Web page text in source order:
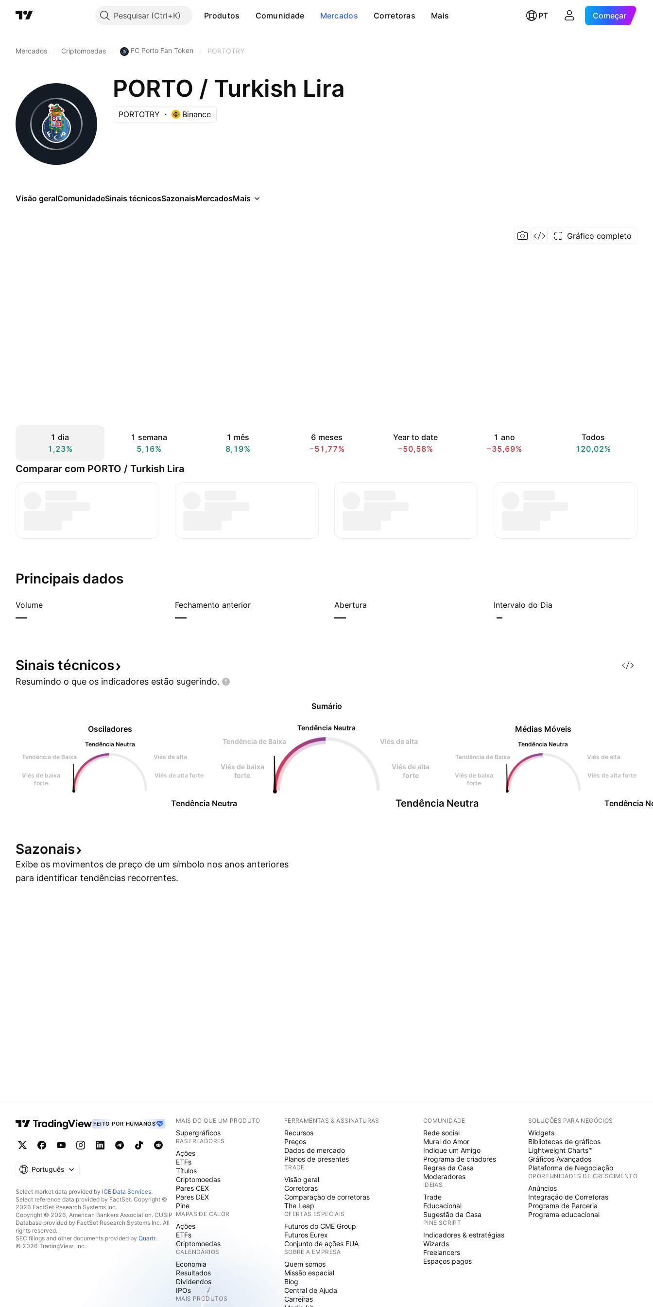
Pesquisar Produtos Comunidade Mercados Corretoras Mais PT Começar
Mercados Criptomoedas FC Porto Fan Token PORTOTRY
PORTO / Turkish Lira
PORTOTRY Binance
Visão geralComunidadeSinais técnicosSazonaisMercadosMais
Gráfico completo
1 dia
1,23%
1 semana
5,16%
1 mês
8,19%
6 meses
−51,77%
Year to date
−50,58%
1 ano
−35,69%
Todos
120,02%
Comparar com PORTO / Turkish Lira
Principais dados
Volume
—
Fechamento anterior
—
Abertura
—
Intervalo do Dia
–
Sinais técnicos
Resumindo o que os indicadores estão sugerindo.
Osciladores
Tendência Neutra
Tendência de Baixa
Viés de alta
Viés de baixa
forte
Viés de alta forte
Tendência Neutra
Sumário
Tendência Neutra
Tendência de Baixa
Viés de alta
Viés de baixa
forte
Viés de alta
forte
Tendência Neutra
Médias Móveis
Tendência Neutra
Tendência de Baixa
Viés de alta
Viés de baixa
forte
Viés de alta forte
Tendência
Sazonais
Exibe os movimentos de preço de um símbolo nos anos anteriores
para identificar tendências recorrentes.
FEITO POR HUMANOS
Português
Select market data provided by ICE Data Services.
Select reference data provided by FactSet. Copyright ©
2026 FactSet Research Systems Inc.
Copyright © 2026, American Bankers Association. CUSIP
Database provided by FactSet Research Systems Inc. All
rights reserved.
SEC filings and other documents provided by Quartr.
© 2026 TradingView, Inc.
MAIS DO QUE UM PRODUTO
Supergráficos
RASTREADORES
Ações
ETFs
Títulos
Criptomoedas
Pares CEX
Pares DEX
Pine
MAPAS DE CALOR
Ações
ETFs
Criptomoedas
CALENDÁRIOS
Economia
Resultados
Dividendos
IPOs
MAIS PRODUTOS
FERRAMENTAS & ASSINATURAS
Recursos
Preços
Dados de mercado
Planos de presentes
TRADE
Visão geral
Corretoras
Comparação de corretoras
The Leap
OFERTAS ESPECIAIS
Futuros do CME Group
Futuros Eurex
Conjunto de ações EUA
SOBRE A EMPRESA
Quem somos
Missão espacial
Blog
Central de Ajuda
Carreiras
COMUNIDADE
Rede social
Mural do Amor
Indique um Amigo
Programa de criadores
Regras da Casa
Moderadores
IDEIAS
Trade
Educacional
Sugestão da Casa
PINE SCRIPT
Indicadores & estratégias
Wizards
Freelancers
Espaços pagos
SOLUÇÕES PARA NEGÓCIOS
Widgets
Bibliotecas de gráficos
Lightweight Charts™
Gráficos Avançados
Plataforma de Negociação
OPORTUNIDADES DE CRESCIMENTO
Anúncios
Integração de Corretoras
Programa de Parceria
Programa educacional